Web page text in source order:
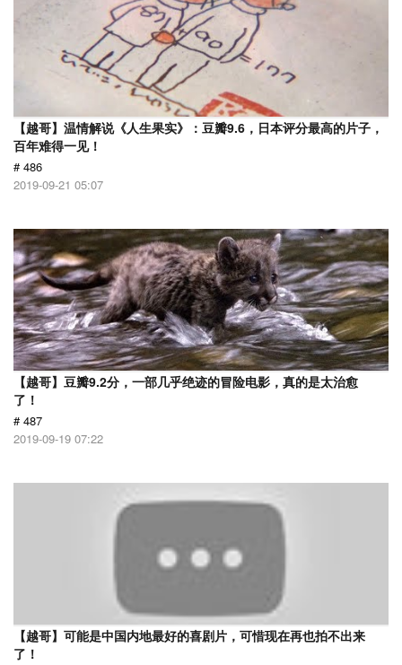
【越哥】温情解说《人生果实》：豆瓣9.6，日本评分最高的片子，
百年难得一见！
# 486
2019-09-21 05:07
【越哥】豆瓣9.2分，一部几乎绝迹的冒险电影，真的是太治愈
了！
# 487
2019-09-19 07:22
【越哥】可能是中国内地最好的喜剧片，可惜现在再也拍不出来
了！